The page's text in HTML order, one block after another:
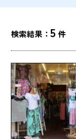
検索結果：5 件